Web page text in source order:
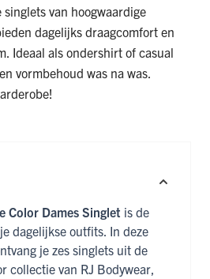
van hoogwaardige
dagelijks draagcomfort en
Ideaal als ondershirt of casual
vormbehoud was na was.
Color Dames Singlet is de
dagelijkse outfits. In deze
je zes singlets uit de
collectie van RJ Bodywear,